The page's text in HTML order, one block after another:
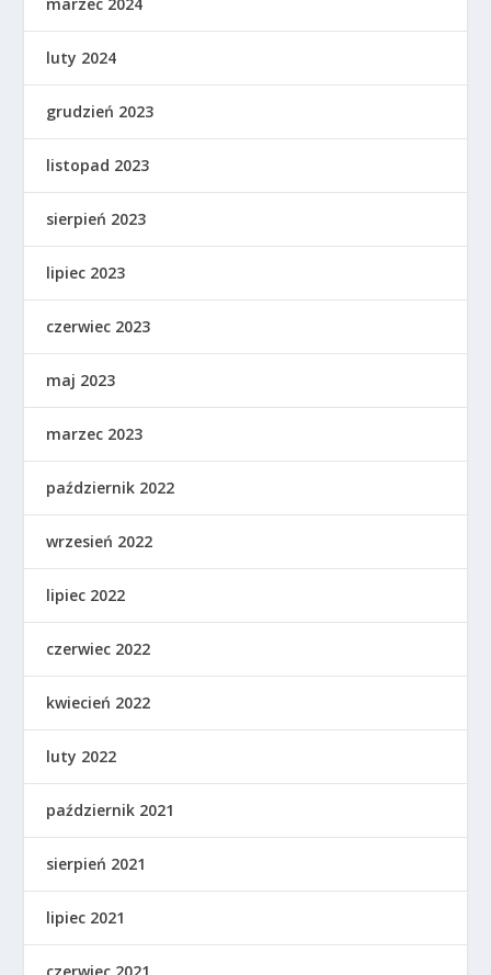
luty 2024
grudzień 2023
listopad 2023
sierpień 2023
lipiec 2023
czerwiec 2023
maj 2023
marzec 2023
październik 2022
wrzesień 2022
lipiec 2022
czerwiec 2022
kwiecień 2022
luty 2022
październik 2021
sierpień 2021
lipiec 2021